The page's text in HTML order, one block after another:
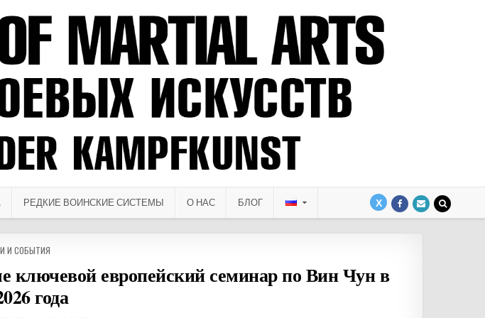
РЕДКИЕ ВОИНСКИЕ СИСТЕМЫ О НАС БЛОГ
В
И СОБЫТИЯ
ключевой европейский семинар по Вин Чун в
года